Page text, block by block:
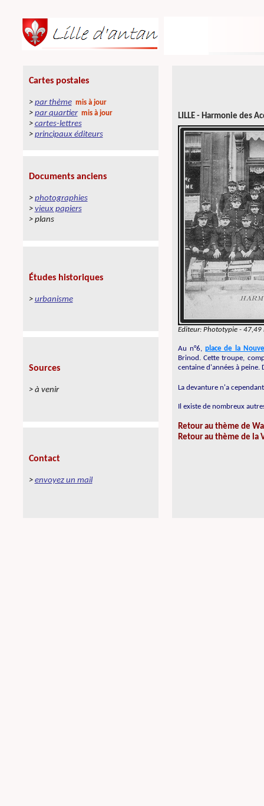
LILLE - Harmonie des
Editeur: Phototypie - 47,49
Au n°6, place de la
Brinod. Cette troupe,
centaine d'années à
La devanture n'a
Il existe de nombreux
Retour au thème de
Retour au thème de la